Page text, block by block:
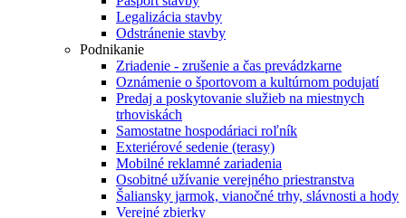
Legalizácia stavby
Odstránenie stavby
Podnikanie
Zriadenie - zrušenie a čas prevádzkarne
Oznámenie o športovom a kultúrnom podujatí
Predaj a poskytovanie služieb na miestnych
trhoviskách
Samostatne hospodáriaci roľník
Exteriérové sedenie (terasy)
Mobilné reklamné zariadenia
Osobitné užívanie verejného priestranstva
Šaliansky jarmok, vianočné trhy, slávnosti a hody
Verejné zbierky